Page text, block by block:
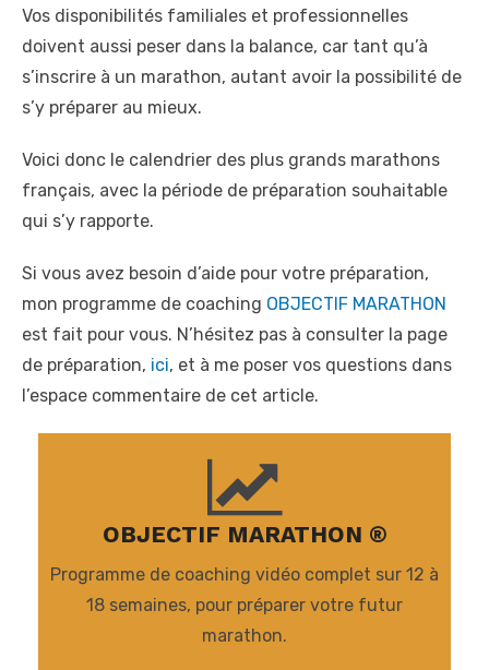
Vos disponibilités familiales et professionnelles
doivent aussi peser dans la balance, car tant qu’à
s’inscrire à un marathon, autant avoir la possibilité de
s’y préparer au mieux.
Voici donc le calendrier des plus grands marathons
français, avec la période de préparation souhaitable
qui s’y rapporte.
Si vous avez besoin d’aide pour votre préparation,
mon programme de coaching OBJECTIF MARATHON
est fait pour vous. N’hésitez pas à consulter la page
de préparation, ici, et à me poser vos questions dans
l’espace commentaire de cet article.
OBJECTIF MARATHON ®
Programme de coaching vidéo complet sur 12 à
18 semaines, pour préparer votre futur
marathon.